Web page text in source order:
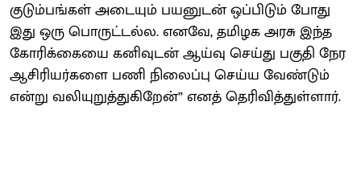
குடும்பங்கள் அடையும் பயனுடன் ஒப்பிடும் போது
இது ஒரு பொருட்டல்ல. எனவே, தமிழக அரசு இந்த
கோரிக்கையை கனிவுடன் ஆய்வு செய்து பகுதி நேர
ஆசிரியர்களை பணி நிலைப்பு செய்ய வேண்டும்
என்று வலியுறுத்துகிறேன்” எனத் தெரிவித்துள்ளார்.